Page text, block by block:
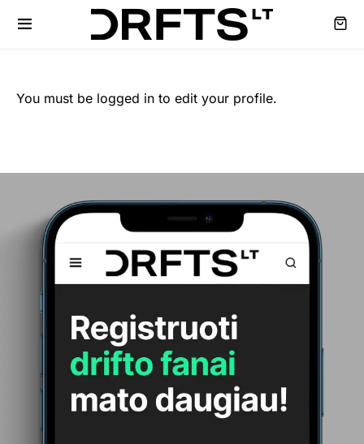
You must be logged in to edit your profile.